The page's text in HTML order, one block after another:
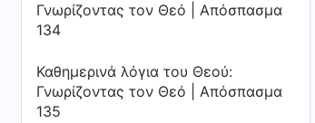
Γνωρίζοντας τον Θεό | Απόσπασμα
134
Καθημερινά λόγια του Θεού:
Γνωρίζοντας τον Θεό | Απόσπασμα
135